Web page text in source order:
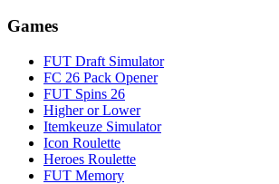
Games
FUT Draft Simulator
FC 26 Pack Opener
FUT Spins 26
Higher or Lower
Itemkeuze Simulator
Icon Roulette
Heroes Roulette
FUT Memory